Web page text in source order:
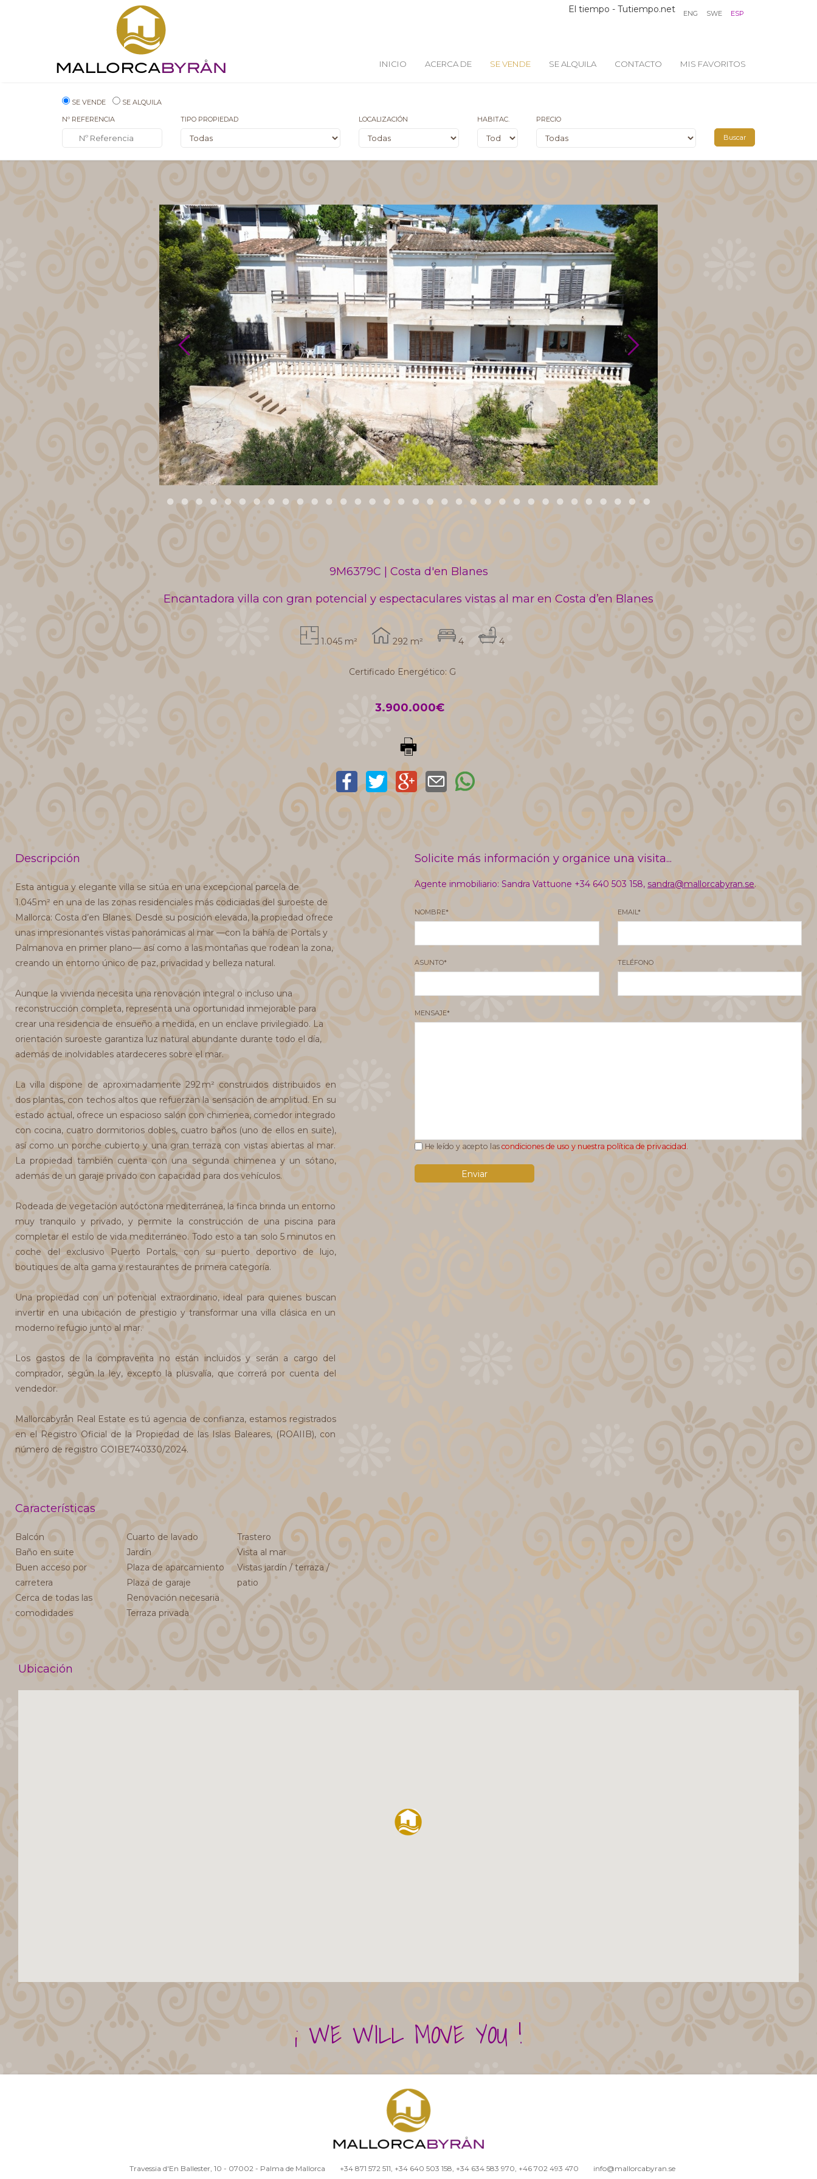
El tiempo - Tutiempo.net ENG SWE ESP
INICIO ACERCA DE SE VENDE SE ALQUILA CONTACTO MIS FAVORITOS
SE VENDE
SE ALQUILA
Nº REFERENCIA
TIPO PROPIEDAD LOCALIZACIÓN HABITAC. PRECIO
Buscar
9M6379C | Costa d'en Blanes
Encantadora villa con gran potencial y espectaculares vistas al mar en Costa d’en Blanes
1.045 m² 292 m² 4 4
Certificado Energético: G
3.900.000€
Descripción
Esta antigua y elegante villa se sitúa en una excepcional parcela de
1.045 m² en una de las zonas residenciales más codiciadas del suroeste de
Mallorca: Costa d’en Blanes. Desde su posición elevada, la propiedad ofrece
unas impresionantes vistas panorámicas al mar —con la bahía de Portals y
Palmanova en primer plano— así como a las montañas que rodean la zona,
creando un entorno único de paz, privacidad y belleza natural.
Aunque la vivienda necesita una renovación integral o incluso una
reconstrucción completa, representa una oportunidad inmejorable para
crear una residencia de ensueño a medida, en un enclave privilegiado. La
orientación suroeste garantiza luz natural abundante durante todo el día,
además de inolvidables atardeceres sobre el mar.
La villa dispone de aproximadamente 292 m² construidos distribuidos en
dos plantas, con techos altos que refuerzan la sensación de amplitud. En su
estado actual, ofrece un espacioso salón con chimenea, comedor integrado
con cocina, cuatro dormitorios dobles, cuatro baños (uno de ellos en suite),
así como un porche cubierto y una gran terraza con vistas abiertas al mar.
La propiedad también cuenta con una segunda chimenea y un sótano,
además de un garaje privado con capacidad para dos vehículos.
Rodeada de vegetación autóctona mediterránea, la finca brinda un entorno
muy tranquilo y privado, y permite la construcción de una piscina para
completar el estilo de vida mediterráneo. Todo esto a tan solo 5 minutos en
coche del exclusivo Puerto Portals, con su puerto deportivo de lujo,
boutiques de alta gama y restaurantes de primera categoría.
Una propiedad con un potencial extraordinario, ideal para quienes buscan
invertir en una ubicación de prestigio y transformar una villa clásica en un
moderno refugio junto al mar.
Los gastos de la compraventa no están incluidos y serán a cargo del
comprador, según la ley, excepto la plusvalía, que correrá por cuenta del
vendedor.
Mallorcabyrån Real Estate es tú agencia de confianza, estamos registrados
en el Registro Oficial de la Propiedad de las Islas Baleares, (ROAIIB), con
número de registro GOIBE740330/2024.
Características
Balcón
Baño en suite
Buen acceso por
carretera
Cerca de todas las
comodidades
Cuarto de lavado
Jardín
Plaza de aparcamiento
Plaza de garaje
Renovación necesaria
Terraza privada
Trastero
Vista al mar
Vistas jardín / terraza /
patio
Solicite más información y organice una visita...
Agente inmobiliario: Sandra Vattuone +34 640 503 158, sandra@mallorcabyran.se.
NOMBRE* EMAIL*
ASUNTO* TELÉFONO
MENSAJE*
He leído y acepto las condiciones de uso y nuestra política de privacidad.
Ubicación
¡ WE WILL MOVE YOU !
Travessia d'En Ballester, 10 - 07002 - Palma de Mallorca +34 871 572 511, +34 640 503 158, +34 634 583 970, +46 702 493 470 info@mallorcabyran.se